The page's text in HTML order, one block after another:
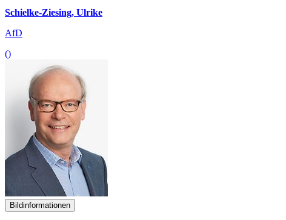
Schielke-Ziesing, Ulrike
AfD
()
Bildinformationen